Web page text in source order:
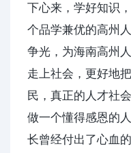
下心来，学好知识
个品学兼优的高州
争光，为海南高州
走上社会，更好地
民，真正的人才社
做一个懂得感恩的
长曾经付出了心血